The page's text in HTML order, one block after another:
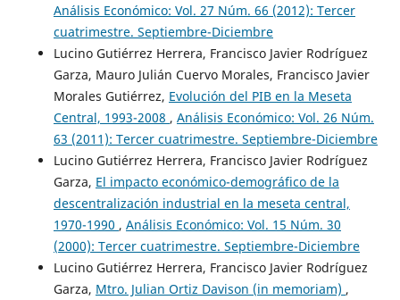
Análisis Económico: Vol. 27 Núm. 66 (2012): Tercer
cuatrimestre. Septiembre-Diciembre
Lucino Gutiérrez Herrera, Francisco Javier Rodríguez
Garza, Mauro Julián Cuervo Morales, Francisco Javier
Morales Gutiérrez, Evolución del PIB en la Meseta
Central, 1993-2008 , Análisis Económico: Vol. 26 Núm.
63 (2011): Tercer cuatrimestre. Septiembre-Diciembre
Lucino Gutiérrez Herrera, Francisco Javier Rodríguez
Garza, El impacto económico-demográfico de la
descentralización industrial en la meseta central,
1970-1990 , Análisis Económico: Vol. 15 Núm. 30
(2000): Tercer cuatrimestre. Septiembre-Diciembre
Lucino Gutiérrez Herrera, Francisco Javier Rodríguez
Garza, Mtro. Julian Ortiz Davison (in memoriam) ,